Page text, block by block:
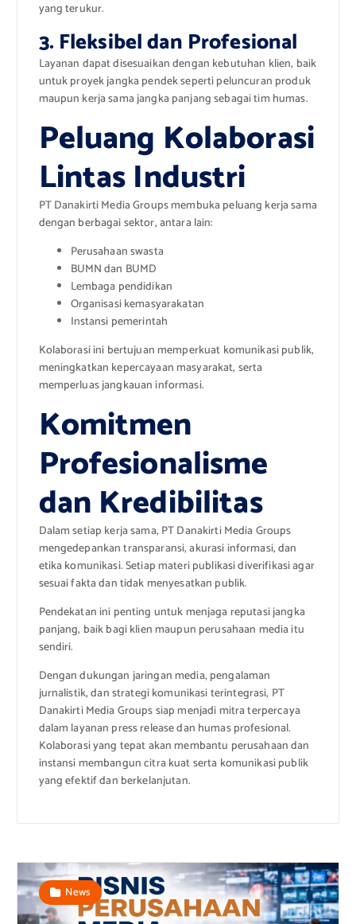
yang terukur.
3. Fleksibel dan Profesional
Layanan dapat disesuaikan dengan kebutuhan klien, baik
untuk proyek jangka pendek seperti peluncuran produk
maupun kerja sama jangka panjang sebagai tim humas.
Peluang Kolaborasi
Lintas Industri
PT Danakirti Media Groups membuka peluang kerja sama
dengan berbagai sektor, antara lain:
Perusahaan swasta
BUMN dan BUMD
Lembaga pendidikan
Organisasi kemasyarakatan
Instansi pemerintah
Kolaborasi ini bertujuan memperkuat komunikasi publik,
meningkatkan kepercayaan masyarakat, serta
memperluas jangkauan informasi.
Komitmen
Profesionalisme
dan Kredibilitas
Dalam setiap kerja sama, PT Danakirti Media Groups
mengedepankan transparansi, akurasi informasi, dan
etika komunikasi. Setiap materi publikasi diverifikasi agar
sesuai fakta dan tidak menyesatkan publik.
Pendekatan ini penting untuk menjaga reputasi jangka
panjang, baik bagi klien maupun perusahaan media itu
sendiri.
Dengan dukungan jaringan media, pengalaman
jurnalistik, dan strategi komunikasi terintegrasi, PT
Danakirti Media Groups siap menjadi mitra terpercaya
dalam layanan press release dan humas profesional.
Kolaborasi yang tepat akan membantu perusahaan dan
instansi membangun citra kuat serta komunikasi publik
yang efektif dan berkelanjutan.
News